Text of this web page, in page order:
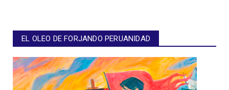
EL OLEO DE FORJANDO PERUANIDAD